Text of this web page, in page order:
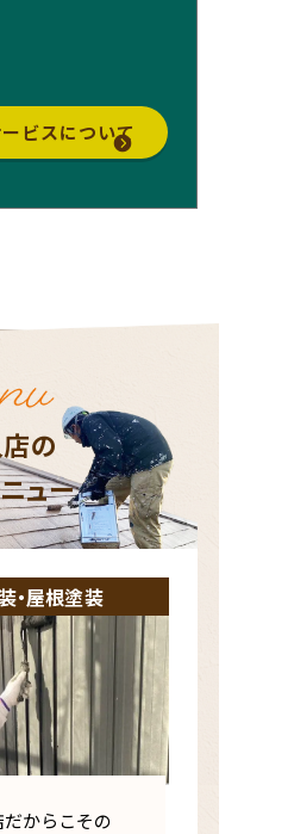
ビスについて
の
ュー
・屋根塗装
からこその